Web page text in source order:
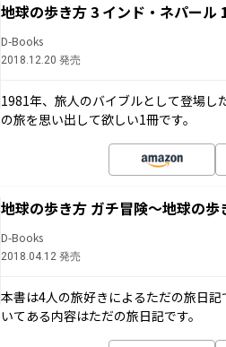
地球の歩き方 3 インド・ネパール
D-Books
2018.12.20 発売
1981年、旅人のバイブルとして登場
の旅を思い出して欲しい1冊です。
地球の歩き方 ガチ冒険～地球の
D-Books
2018.04.12 発売
本書は4人の旅好きによるただの旅日
いてある内容はただの旅日記です。